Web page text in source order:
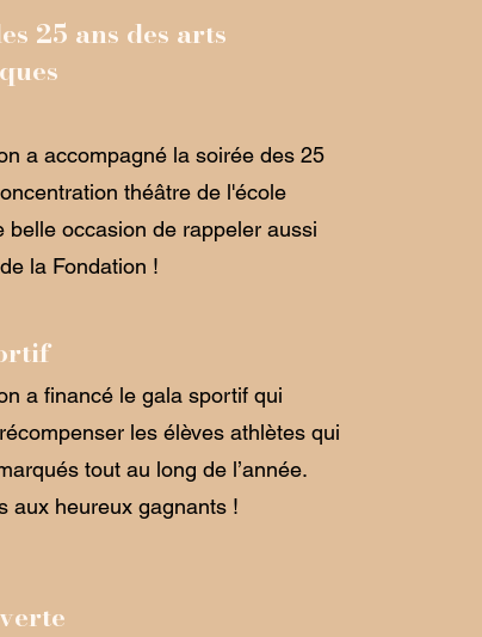
25 ans des arts
a accompagné la soirée des 25
théâtre de l'école
belle occasion de rappeler aussi
la Fondation !
a financé le gala sportif qui
les élèves athlètes qui
tout au long de l’année.
aux heureux gagnants !